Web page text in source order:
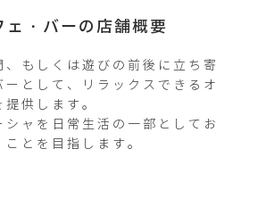
ェ・バーの店舗概要
、もしくは遊びの前後に立ち寄
ーとして、リラックスできるオ
供します。
シャを日常生活の一部としてお
とを目指します。